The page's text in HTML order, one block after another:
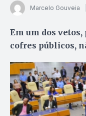
Marcelo Gouveia
Em um dos
cofres públicos,